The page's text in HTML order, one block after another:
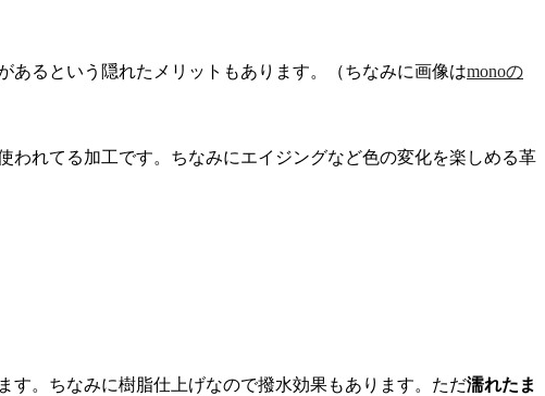
あるという隠れたメリットもあります。（ちなみに画像はmonoの
れてる加工です。ちなみにエイジングなど色の変化を楽しめる革
す。ちなみに樹脂仕上げなので撥水効果もあります。ただ濡れたま